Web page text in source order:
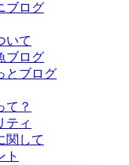
ブログ
いて
ブログ
とブログ
て？
ティ
関して
ト